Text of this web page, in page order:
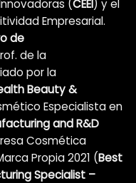
(CEEI) y el
Empresarial.
de
de la
por la
Beauty &
Especialista en
and R&D
Cosmética
Propia 2021 (Best
Specialist –